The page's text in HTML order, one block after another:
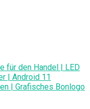
für den Handel | LED
| Android 11
| Grafisches Bonlogo